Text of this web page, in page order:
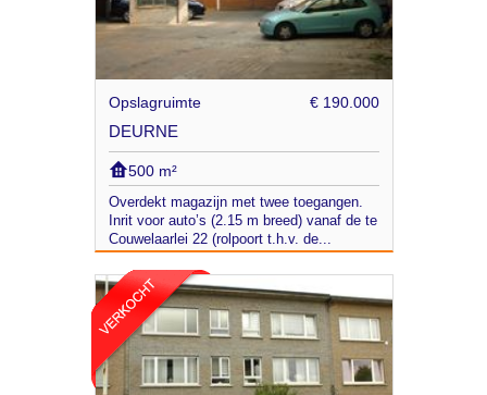
Opslagruimte € 190.000
DEURNE
500 m²
Overdekt magazijn met twee toegangen.
Inrit voor auto’s (2.15 m breed) vanaf de te
Couwelaarlei 22 (rolpoort t.h.v. de...